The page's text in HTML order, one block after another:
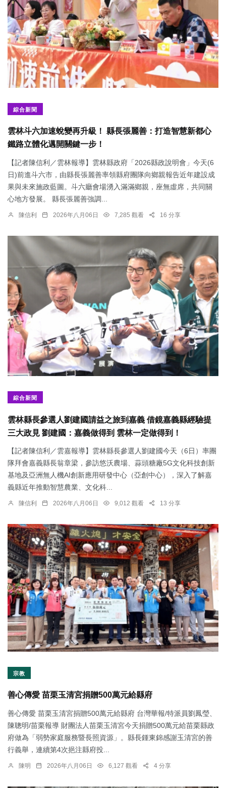
綜合新聞
雲林斗六加速蛻變再升級！ 縣長張麗善：打造智慧新都心
鐵路立體化邁開關鍵一步！
【記者陳信利／雲林報導】雲林縣政府「2026縣政說明會」今天(6
日)前進斗六市，由縣長張麗善率領縣府團隊向鄉親報告近年建設成
果與未來施政藍圖。斗六廳會場湧入滿滿鄉親，座無虛席，共同關
心地方發展。 縣長張麗善強調...
陳信利 2026年八月06日 7,285 觀看 16 分享
綜合新聞
雲林縣長參選人劉建國請益之旅到嘉義 借鏡嘉義縣經驗提
三大政見 劉建國：嘉義做得到 雲林一定做得到！
【記者陳信利／雲嘉報導】雲林縣長參選人劉建國今天（6日）率團
隊拜會嘉義縣長翁章梁，參訪悠沃農場、蒜頭糖廠5G文化科技創新
基地及亞洲無人機AI創新應用研發中心（亞創中心），深入了解嘉
義縣近年推動智慧農業、文化科...
陳信利 2026年八月06日 9,012 觀看 13 分享
宗教
善心傳愛 苗栗玉清宮捐贈500萬元給縣府
善心傳愛 苗栗玉清宮捐贈500萬元給縣府 台灣華報/特派員劉鳳瑩、
陳聰明/苗栗報導 財團法人苗栗玉清宮今天捐贈500萬元給苗栗縣政
府做為「弱勢家庭服務暨長照資源」。縣長鍾東錦感謝玉清宮的善
行義舉，連續第4次挹注縣府投...
陳明 2026年八月06日 6,127 觀看 4 分享